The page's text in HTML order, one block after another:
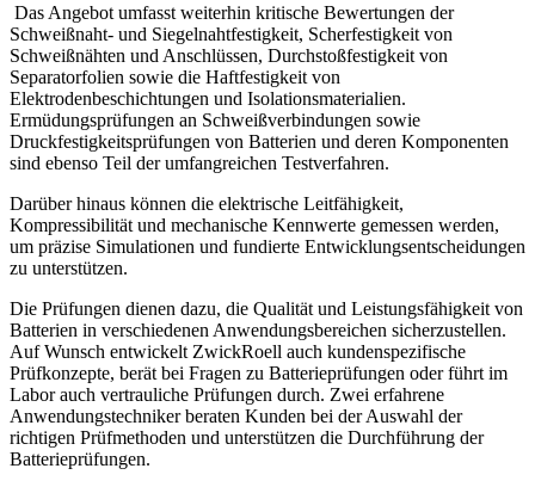
Das Angebot umfasst weiterhin kritische Bewertungen der
Schweißnaht- und Siegelnahtfestigkeit, Scherfestigkeit von
Schweißnähten und Anschlüssen, Durchstoßfestigkeit von
Separatorfolien sowie die Haftfestigkeit von
Elektrodenbeschichtungen und Isolationsmaterialien.
Ermüdungsprüfungen an Schweißverbindungen sowie
Druckfestigkeitsprüfungen von Batterien und deren Komponenten
sind ebenso Teil der umfangreichen Testverfahren.
Darüber hinaus können die elektrische Leitfähigkeit,
Kompressibilität und mechanische Kennwerte gemessen werden,
um präzise Simulationen und fundierte Entwicklungs­entscheidungen
zu unterstützen.
Die Prüfungen dienen dazu, die Qualität und Leistungsfähigkeit von
Batterien in verschiedenen Anwendungsbereichen sicherzustellen.
Auf Wunsch entwickelt ZwickRoell auch kundenspezifische
Prüfkonzepte, berät bei Fragen zu Batterieprüfungen oder führt im
Labor auch vertrauliche Prüfungen durch. Zwei erfahrene
Anwendungstechniker beraten Kunden bei der Auswahl der
richtigen Prüfmethoden und unterstützen die Durchführung der
Batterieprüfungen.